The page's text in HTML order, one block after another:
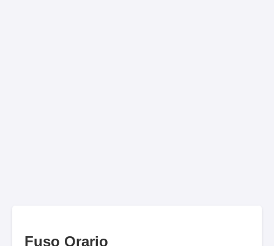
Fuso Orario